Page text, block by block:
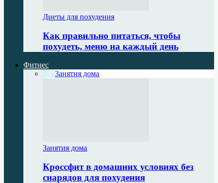
Диеты для похудения
Как правильно питаться, чтобы
похудеть, меню на каждый день
Фитнес
ВсеЗанятия дома
Занятия дома
Кроссфит в домашних условиях без
снарядов для похудения